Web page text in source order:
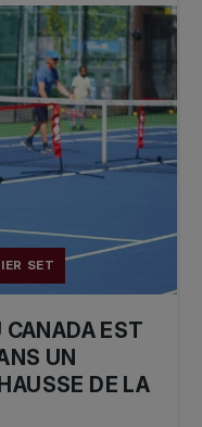
SET
CANADA EST
UN
DE LA